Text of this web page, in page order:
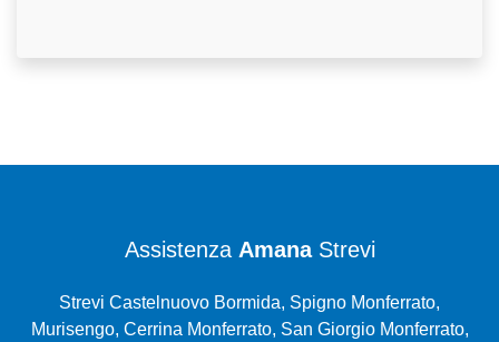
Assistenza AmanaStrevi
Strevi Castelnuovo Bormida, Spigno Monferrato,
Murisengo, Cerrina Monferrato, San Giorgio Monferrato,